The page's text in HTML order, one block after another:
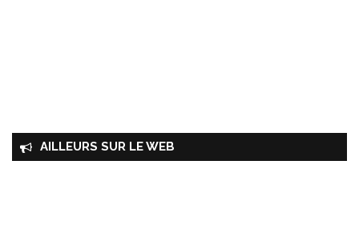
AILLEURS SUR LE WEB